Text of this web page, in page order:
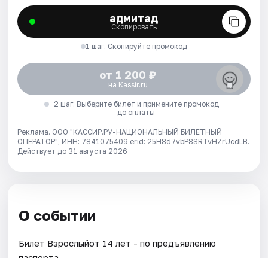
адмитад
Скопировать
1 шаг. Скопируйте промокод
от 1 200 ₽
на Kassir.ru
2 шаг. Выберите билет и примените промокод
до оплаты
Реклама. ООО "КАССИР.РУ-НАЦИОНАЛЬНЫЙ БИЛЕТНЫЙ
ОПЕРАТОР", ИНН: 7841075409 erid: 25H8d7vbP8SRTvHZrUcdLB.
Действует до 31 августа 2026
О событии
Билет Взрослыйот 14 лет - по предъявлению